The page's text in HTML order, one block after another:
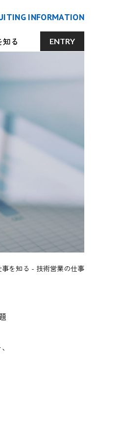
INFORMATION
る ENTRY
事を知る - 技術営業の仕事